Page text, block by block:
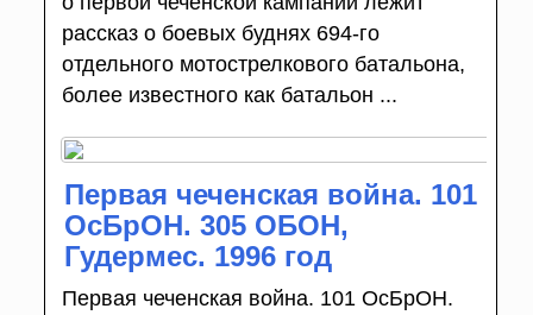
рассказ о боевых буднях 694-го
отдельного мотострелкового батальона,
более известного как батальон ...
Первая чеченская война. 101
ОсБрОН. 305 ОБОН,
Гудермес. 1996 год
Первая чеченская война. 101 ОсБрОН.